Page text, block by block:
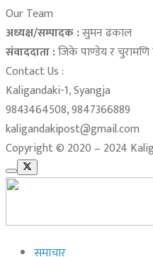
Our Team
अध्यक्ष/सम्पादक :सुमन ढकाल
संवाददाता :जिके पाण्डेय र चुरामणि
Contact Us :
Kaligandaki-1, Syangja
9843464508, 9847366889
kaligandakipost@gmail.com
Copyright © 2020 – 2024